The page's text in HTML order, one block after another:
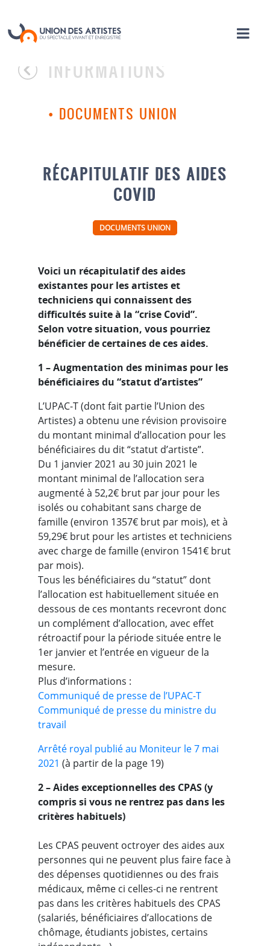
INFORMATIONS
• DOCUMENTS UNION
RÉCAPITULATIF DES AIDES
COVID
DOCUMENTS UNION
Voici un récapitulatif des aides
existantes pour les artistes et
techniciens qui connaissent des
difficultés suite à la “crise Covid”.
Selon votre situation, vous pourriez
bénéficier de certaines de ces aides.
1 – Augmentation des minimas pour les
bénéficiaires du “statut d’artistes”
L’UPAC-T (dont fait partie l’Union des
Artistes) a obtenu une révision provisoire
du montant minimal d’allocation pour les
bénéficiaires du dit “statut d’artiste”.
Du 1 janvier 2021 au 30 juin 2021 le
montant minimal de l’allocation sera
augmenté à 52,2€ brut par jour pour les
isolés ou cohabitant sans charge de
famille (environ 1357€ brut par mois), et à
59,29€ brut pour les artistes et techniciens
avec charge de famille (environ 1541€ brut
par mois).
Tous les bénéficiaires du “statut” dont
l’allocation est habituellement située en
dessous de ces montants recevront donc
un complément d’allocation, avec effet
rétroactif pour la période située entre le
1er janvier et l’entrée en vigueur de la
mesure.
Plus d’informations :
Communiqué de presse de l’UPAC-T
Communiqué de presse du ministre du
travail
Arrêté royal publié au Moniteur le 7 mai
2021 (à partir de la page 19)
2 – Aides exceptionnelles des CPAS(y
compris si vous ne rentrez pas dans les
critères habituels)
Les CPAS peuvent octroyer des aides aux
personnes qui ne peuvent plus faire face à
des dépenses quotidiennes ou des frais
médicaux, même ci celles-ci ne rentrent
pas dans les critères habituels des CPAS
(salariés, bénéficiaires d’allocations de
chômage, étudiants jobistes, certains